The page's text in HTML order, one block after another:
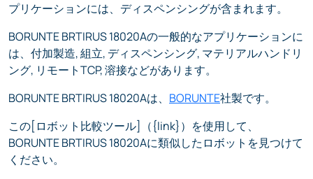
プリケーションには、ディスペンシングが含まれます。
BORUNTE BRTIRUS 18020Aの一般的なアプリケーションに
は、付加製造, 組立, ディスペンシング, マテリアルハンドリ
ング, リモートTCP, 溶接などがあります。
BORUNTE BRTIRUS 18020Aは、 BORUNTE社製です。
この[ロボット比較ツール]（{link}）を使用して、
BORUNTE BRTIRUS 18020Aに類似したロボットを見つけて
ください。